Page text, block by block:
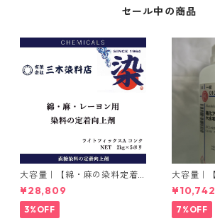
セール中の商品
大容量｜【綿・麻の染料定着
向上剤】｜2kg×5本｜ライト
フィックスAコンク
¥28,809
3%OFF
大容量｜
00g−3本
ウム
¥10,742
7%OFF